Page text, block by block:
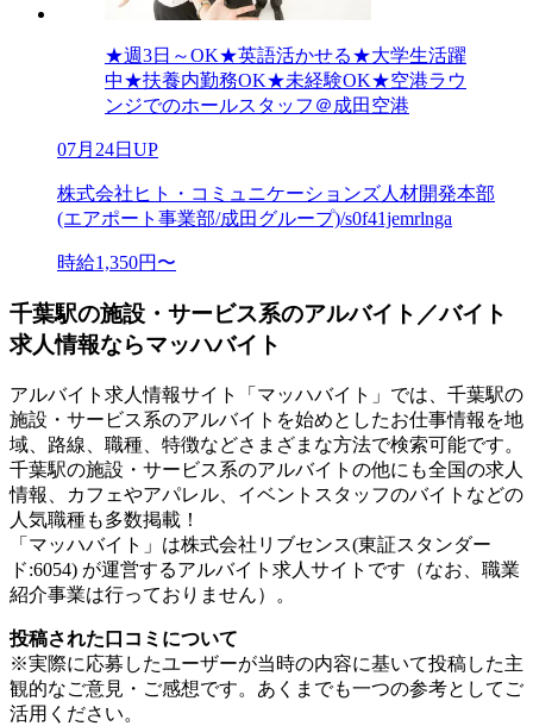
★週3日～OK★英語活かせる★大学生活躍
中★扶養内勤務OK★未経験OK★空港ラウ
ンジでのホールスタッフ＠成田空港
07月24日UP
株式会社ヒト・コミュニケーションズ人材開発本部
(エアポート事業部/成田グループ)/s0f41jemrlnga
時給1,350円〜
千葉駅の施設・サービス系のアルバイト／バイト
求人情報ならマッハバイト
アルバイト求人情報サイト「マッハバイト」では、千葉駅の
施設・サービス系のアルバイトを始めとしたお仕事情報を地
域、路線、職種、特徴などさまざまな方法で検索可能です。
千葉駅の施設・サービス系のアルバイトの他にも全国の求人
情報、カフェやアパレル、イベントスタッフのバイトなどの
人気職種も多数掲載！
「マッハバイト」は株式会社リブセンス(東証スタンダー
ド:6054) が運営するアルバイト求人サイトです（なお、職業
紹介事業は行っておりません）。
投稿された口コミについて
※実際に応募したユーザーが当時の内容に基いて投稿した主
観的なご意見・ご感想です。あくまでも一つの参考としてご
活用ください。